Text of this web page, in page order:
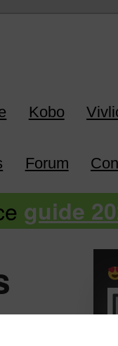
Kobo
Forum
guide